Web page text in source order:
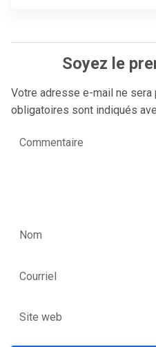
Soyez le
Votre adresse e-mail ne sera
obligatoires sont indiqués
Commentaire
Nom
Courriel
Site web